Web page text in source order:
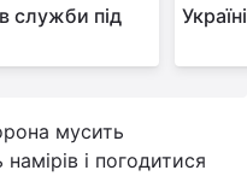
служби під
мусить
і погодитися